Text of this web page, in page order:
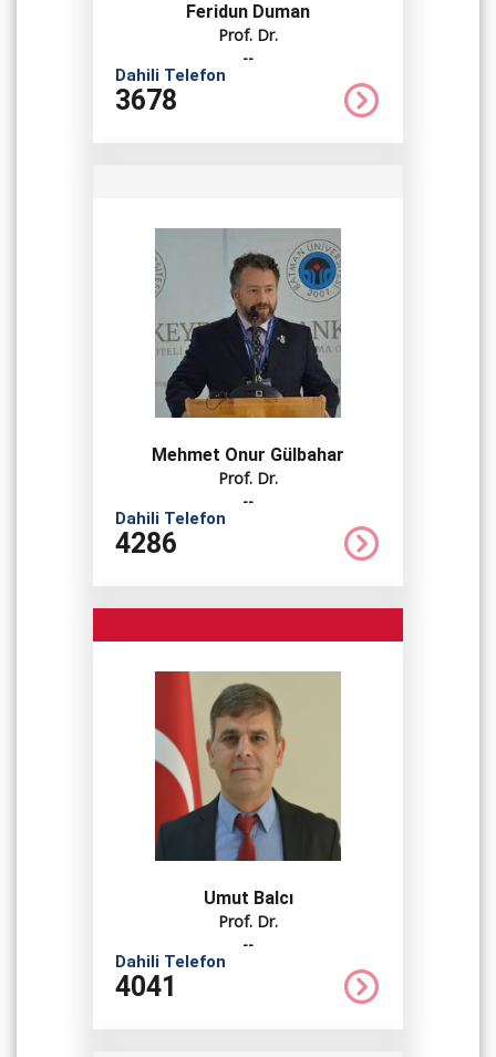
Feridun Duman
Prof. Dr.
--
Dahili Telefon
3678
Mehmet Onur Gülbahar
Prof. Dr.
--
Dahili Telefon
4286
Umut Balcı
Prof. Dr.
--
Dahili Telefon
4041